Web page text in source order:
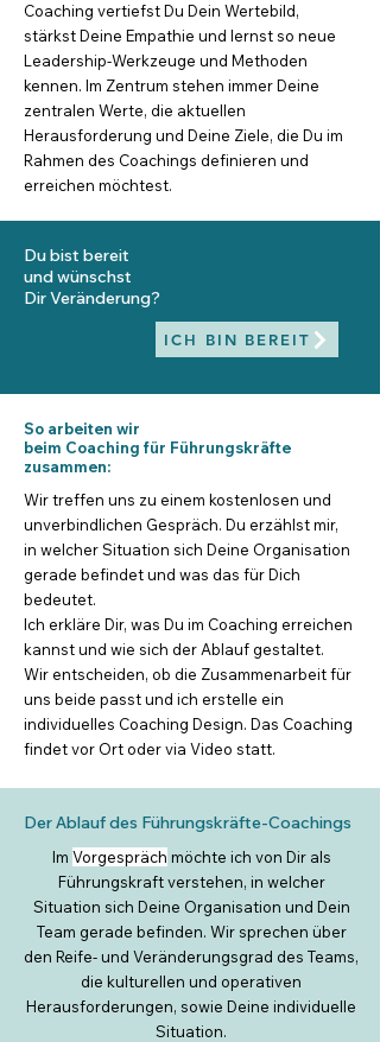
Coaching vertiefst Du Dein Wertebild,
stärkst Deine Empathie und lernst so neue
Leadership-Werkzeuge und Methoden
kennen. Im Zentrum stehen immer Deine
zentralen Werte, die aktuellen
Herausforderung und Deine Ziele, die Du im
Rahmen des Coachings definieren und
erreichen möchtest.
Du bist bereit
undwünschst
Dir Veränderung?
ICH BIN BEREIT
So arbeiten wir
beim Coaching für Führungskräfte
zusammen:
Wir treffen uns zu einem kostenlosen und
unverbindlichen Gespräch. Du erzählst mir,
in welcher Situation sich Deine Organisation
gerade befindet und was das für Dich
bedeutet.
Ich erkläre Dir, was Du im Coaching erreichen
kannst und wie sich der Ablauf gestaltet.
Wir entscheiden, ob die Zusammenarbeit für
uns beide passt und ich erstelle ein
individuelles Coaching Design. Das Coaching
findet vor Ort oder via Video statt.
Der Ablauf des Führungskräfte-Coachings
Im Vorgespräch möchte ich von Dir als
Führungskraft verstehen, in welcher
Situation sich Deine Organisation und Dein
Team gerade befinden. Wir sprechen über
den Reife- und Veränderungsgrad des Teams,
die kulturellen und operativen
Herausforderungen, sowie Deine individuelle
Situation.